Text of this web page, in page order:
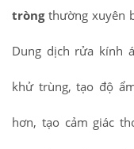
tròngthường xuyên
Dung dịch rửa kính
khử trùng, tạo độ
hơn, tạo cảm giác